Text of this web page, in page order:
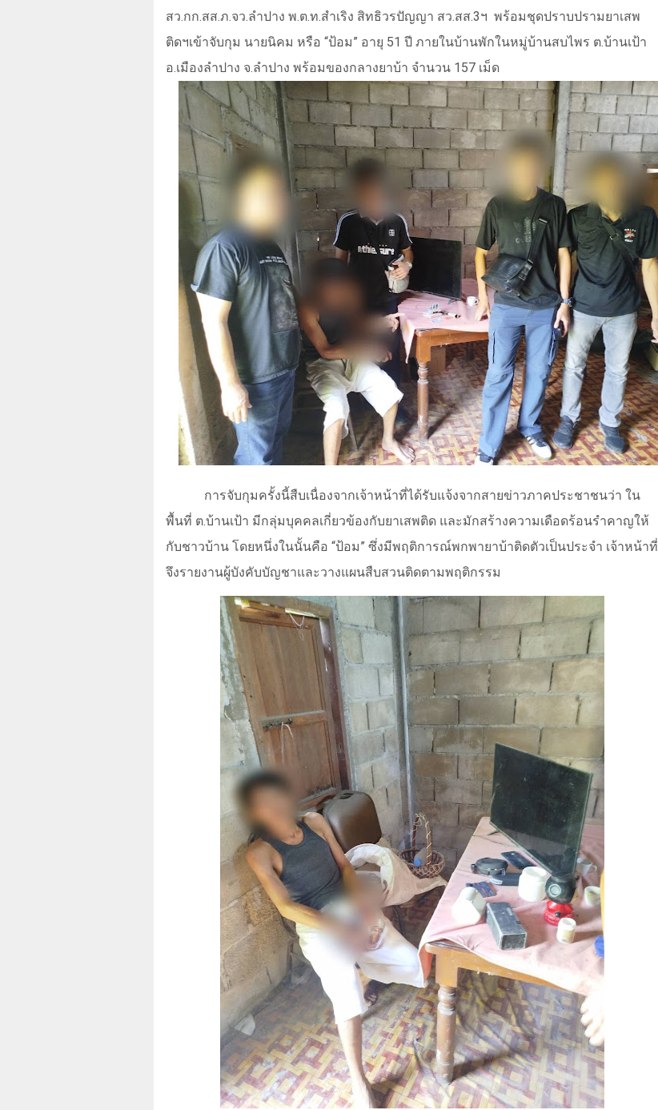
สว.กก.สส.ภ.จว.ลำปาง พ.ต.ท.สำเริง สิทธิวรปัญญา สว.สส.3ฯ พร้อมชุดปราบปรามยาเสพ
ติดฯเข้าจับกุม นายนิคม หรือ “ป้อม” อายุ 51 ปี ภายในบ้านพักในหมู่บ้านสบไพร ต.บ้านเป้า
อ.เมืองลำปาง จ.ลำปาง พร้อมของกลางยาบ้า จำนวน 157 เม็ด
การจับกุมครั้งนี้สืบเนื่องจากเจ้าหน้าที่ได้รับแจ้งจากสายข่าวภาคประชาชนว่า ใน
พื้นที่ ต.บ้านเป้า มีกลุ่มบุคคลเกี่ยวข้องกับยาเสพติด และมักสร้างความเดือดร้อนรำคาญให้
กับชาวบ้าน โดยหนึ่งในนั้นคือ “ป้อม” ซึ่งมีพฤติการณ์พกพายาบ้าติดตัวเป็นประจำ เจ้าหน้าที่
จึงรายงานผู้บังคับบัญชาและวางแผนสืบสวนติดตามพฤติกรรม